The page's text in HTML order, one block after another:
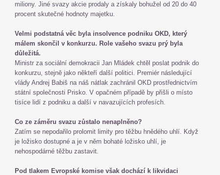
miliony. Jiné svazy akcie prodaly a získaly bohužel od 20 do 40
procent skutečné hodnoty majetku.
Velmi podstatná věc byla insolvence podniku OKD, který
málem skončil v konkurzu. Role vašeho svazu prý byla
důležitá.
Ministr za sociální demokracii Jan Mládek chtěl poslat podnik do
konkurzu, stejně jako někteří další politici. Premiér následující
vlády Andrej Babiš na náš nátlak zachránil OKD prostřednictvím
státní společnosti Prisko. V opačném případě by přišli o místo
tisíce lidí z podniku a další v navazujících profesích.
Co ze záměru svazu zůstalo nenaplněno?
Zatím se nepodařilo prolomit limity pro těžbu hnědého uhlí. Když
je ložisko dostupné a je v něm bohaté ložisko uhlí, je
nehospodárné těžbu zastavit.
Pod tlakem Evropské komise však dochází k likvidaci